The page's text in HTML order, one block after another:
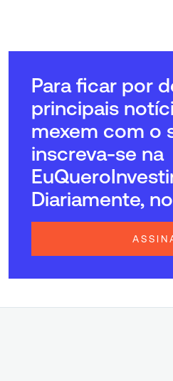
Para ficar por
principais
mexem com o
inscreva-se na
Diariamente,